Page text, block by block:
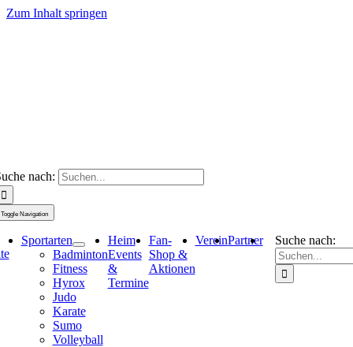
Zum Inhalt springen
nach:
Toggle Navigation
Sportarten
Badminton
Fitness
Hyrox
Judo
Karate
Sumo
Volleyball
Heim
Events
&
Termine
Fan-
Shop &
Aktionen
VereinPartner Suche nach: